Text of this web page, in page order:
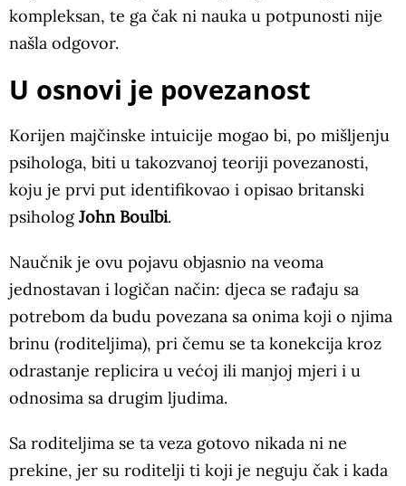
kompleksan, te ga čak ni nauka u potpunosti nije
našla odgovor.
U osnovi je povezanost
Korijen majčinske intuicije mogao bi, po mišljenju
psihologa, biti u takozvanoj teoriji povezanosti,
koju je prvi put identifikovao i opisao britanski
psihologJohn Boulbi.
Naučnik je ovu pojavu objasnio na veoma
jednostavan i logičan način: djeca se rađaju sa
potrebom da budu povezana sa onima koji o njima
brinu (roditeljima), pri čemu se ta konekcija kroz
odrastanje replicira u većoj ili manjoj mjeri i u
odnosima sa drugim ljudima.
Sa roditeljima se ta veza gotovo nikada ni ne
prekine, jer su roditelji ti koji je neguju čak i kada